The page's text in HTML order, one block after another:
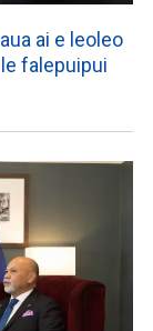
ai e leoleo
falepuipui